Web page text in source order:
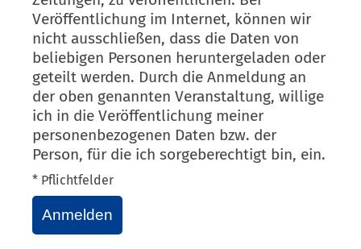
Veröffentlichung im Internet, können wir
nicht ausschließen, dass die Daten von
beliebigen Personen heruntergeladen oder
geteilt werden. Durch die Anmeldung an
der oben genannten Veranstaltung, willige
ich in die Veröffentlichung meiner
personenbezogenen Daten bzw. der
Person, für die ich sorgeberechtigt bin, ein.
* Pflichtfelder
Anmelden